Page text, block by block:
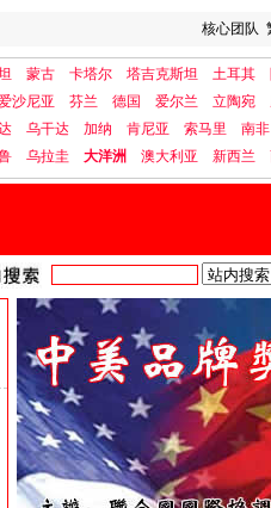
核心团队
蒙古 卡塔尔 塔吉克斯坦 土耳其
沙尼亚 芬兰 德国 爱尔兰 立陶宛
乌干达 加纳 肯尼亚 索马里 南非
乌拉圭 大洋洲 澳大利亚 新西兰